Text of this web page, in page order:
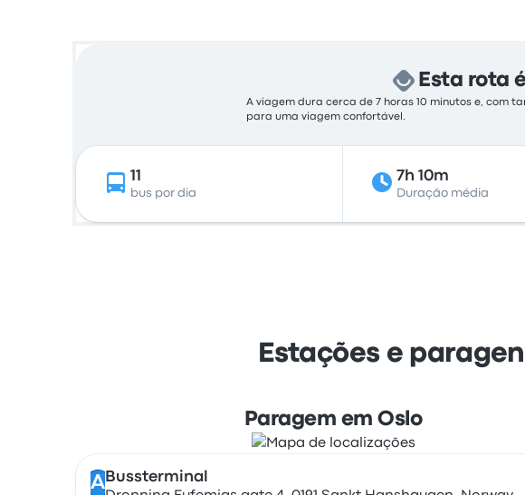
Esta rota
A viagem dura cerca de 7 horas 10 minutos e, com
para uma viagem confortável.
11
bus por dia
7h 10m
Duração média
Estações e
Paragem em Oslo
A Bussterminal